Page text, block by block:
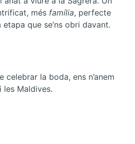
més família, perfecte
que se’ns obri davant.
celebrar la boda, ens n’anem
les Maldives.